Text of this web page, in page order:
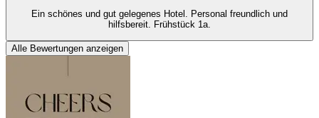
Ein schönes und gut gelegenes Hotel. Personal freundlich und
hilfsbereit. Frühstück 1a.
Alle Bewertungen anzeigen